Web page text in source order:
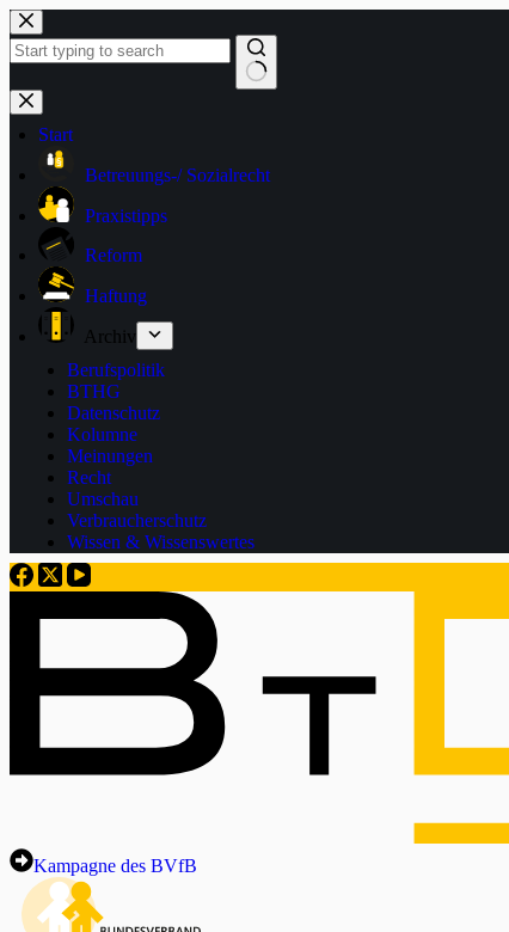
Zum
Inhalt
springen
Keine
Ergebnisse
Start
Betreuungs-/ Sozialrecht
Praxistipps
Reform
Haftung
Archiv
Berufspolitik
BTHG
Datenschutz
Kolumne
Meinungen
Recht
Umschau
Verbraucherschutz
Wissen & Wissenswertes
Kampagne des BVfB